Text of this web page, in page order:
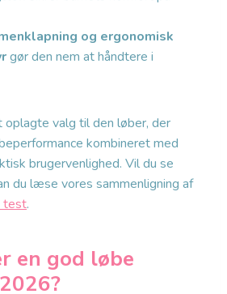
og ergonomisk
gør den nem at håndtere i
oplagte valg til den løber, der
kombineret med
brugervenlighed. Vil du se
du læse vores sammenligning af
test.
en god løbe